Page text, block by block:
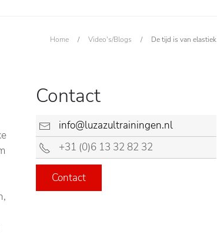
Home / Video's/Blogs / De tijd is van elastiek
Contact
info@luzazultrainingen.nl
+31 (0)6 13 32 82 32
Contact